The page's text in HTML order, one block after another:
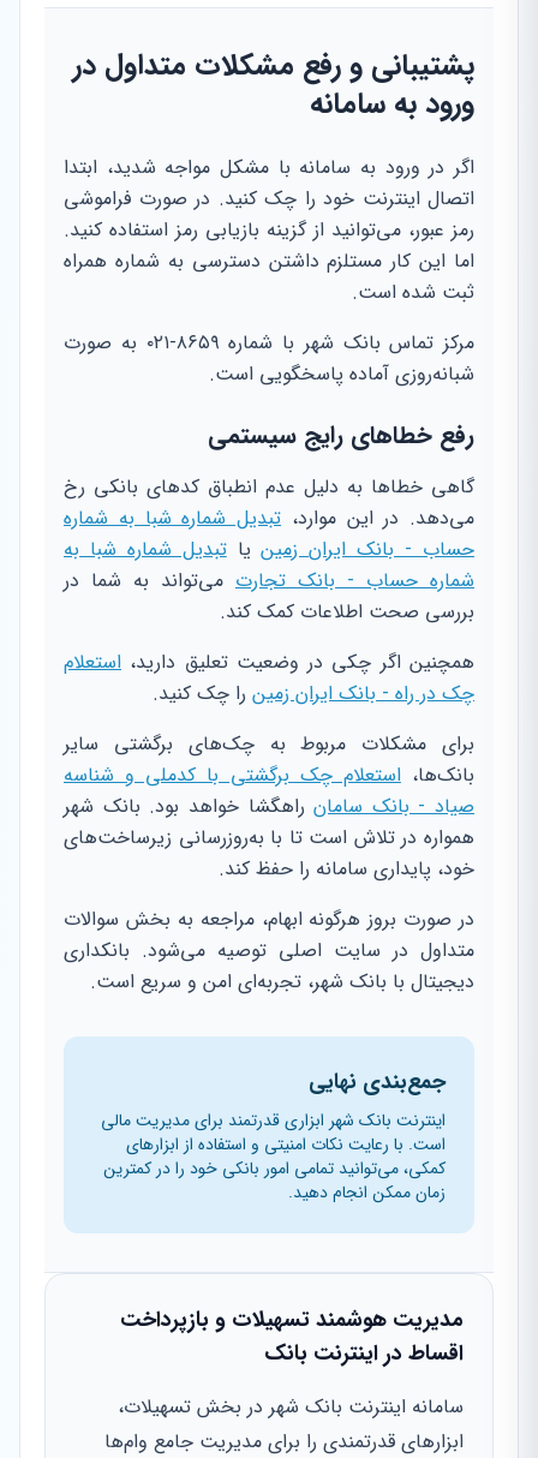
پشتیبانی و رفع مشکلات متداول در
ورود به سامانه
اگر در ورود به سامانه با مشکل مواجه شدید، ابتدا
اتصال اینترنت خود را چک کنید. در صورت فراموشی
رمز عبور، می‌توانید از گزینه بازیابی رمز استفاده کنید.
اما این کار مستلزم داشتن دسترسی به شماره همراه
ثبت شده است.
مرکز تماس بانک شهر با شماره ۸۶۵۹-۰۲۱ به صورت
شبانه‌روزی آماده پاسخگویی است.
رفع خطاهای رایج سیستمی
گاهی خطاها به دلیل عدم انطباق کدهای بانکی رخ
می‌دهد. در این موارد، تبدیل شماره شبا به شماره
حساب - بانک ایران زمینیاتبدیل شماره شبا به
شماره حساب - بانک تجارت می‌تواند به شما در
بررسی صحت اطلاعات کمک کند.
همچنین اگر چکی در وضعیت تعلیق دارید، استعلام
چک در راه - بانک ایران زمین را چک کنید.
برای مشکلات مربوط به چک‌های برگشتی سایر
بانک‌ها،استعلام چک برگشتی با کدملی و شناسه
صیاد - بانک سامانراهگشا خواهد بود. بانک شهر
همواره در تلاش است تا با به‌روزرسانی زیرساخت‌های
خود، پایداری سامانه را حفظ کند.
در صورت بروز هرگونه ابهام، مراجعه به بخش سوالات
متداول در سایت اصلی توصیه می‌شود. بانکداری
دیجیتال با بانک شهر، تجربه‌ای امن و سریع است.
جمع‌بندی نهایی
اینترنت بانک شهر ابزاری قدرتمند برای مدیریت مالی
است. با رعایت نکات امنیتی و استفاده از ابزارهای
کمکی، می‌توانید تمامی امور بانکی خود را در کمترین
زمان ممکن انجام دهید.
مدیریت هوشمند تسهیلات و بازپرداخت
اقساط در اینترنت بانک
سامانه اینترنت بانک شهر در بخش تسهیلات،
ابزارهای قدرتمندی را برای مدیریت جامع وام‌ها